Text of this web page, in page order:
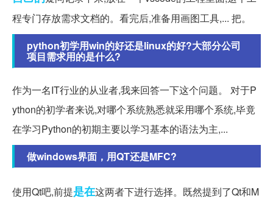
程专门存放需求文档的。看完后,准备用画图工具,... 把。
python初学用win的好还是linux的好?大部分公司
项目需求用的是什么?
作为一名IT行业的从业者,我来回答一下这个问题。 对于P
ython的初学者来说,对哪个系统熟悉就采用哪个系统,毕竟
在学习Python的初期主要以学习基本的语法为主,...
做windows界面，用QT还是MFC?
使用Qt吧,前提是在这两者下进行选择。既然提到了Qt和M